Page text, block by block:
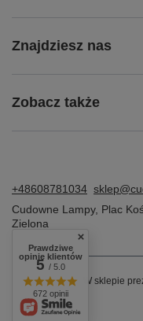
Znajdziesz nas
Zobacz także
+48608781034
Cudowne Lampy, Plac
Zielona
W sklepie
Prawdziwe
opinie klientów
5/ 5.0
672 opinii